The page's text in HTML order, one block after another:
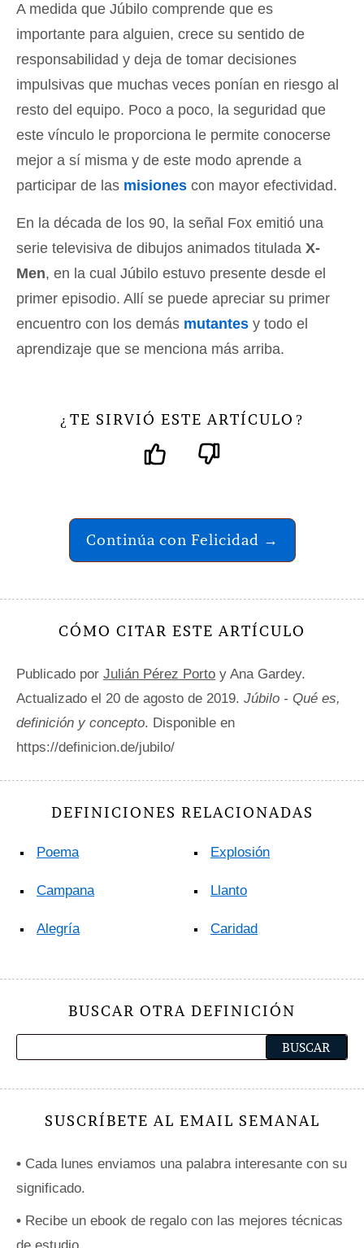
A medida que Júbilo comprende que es
importante para alguien, crece su sentido de
responsabilidad y deja de tomar decisiones
impulsivas que muchas veces ponían en riesgo al
resto del equipo. Poco a poco, la seguridad que
este vínculo le proporciona le permite conocerse
mejor a sí misma y de este modo aprende a
participar de las misiones con mayor efectividad.
En la década de los 90, la señal Fox emitió una
serie televisiva de dibujos animados titulada X-
Men, en la cual Júbilo estuvo presente desde el
primer episodio. Allí se puede apreciar su primer
encuentro con los demás mutantes y todo el
aprendizaje que se menciona más arriba.
¿ TE SIRVIÓ ESTE ARTÍCULO ?
Continúa con Felicidad →
CÓMO CITAR ESTE ARTÍCULO
Publicado por Julián Pérez Porto y Ana Gardey.
Actualizado el 20 de agosto de 2019. Júbilo - Qué es,
definición y concepto. Disponible en
https://definicion.de/jubilo/
DEFINICIONES RELACIONADAS
Poema
Campana
Alegría
Explosión
Llanto
Caridad
BUSCAR OTRA DEFINICIÓN
SUSCRÍBETE AL EMAIL SEMANAL
• Cada lunes enviamos una palabra interesante con su
significado.
• Recibe un ebook de regalo con las mejores técnicas